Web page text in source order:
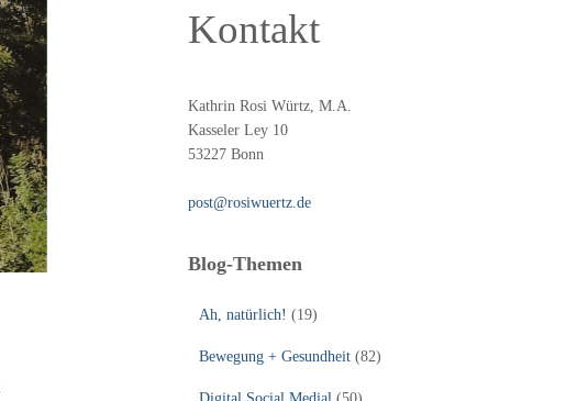
Kontakt
Kathrin Rosi Würtz, M.A.
Kasseler Ley 10
53227 Bonn
post@rosiwuertz.de
Blog-Themen
Ah, natürlich! (19)
Bewegung + Gesundheit(82)
Digital Social Medial (50)